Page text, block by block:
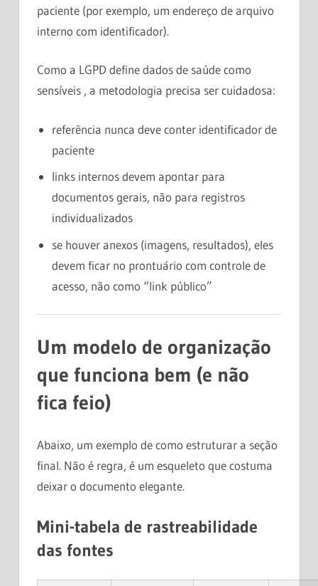
paciente (por exemplo, um endereço de arquivo
interno com identificador).
Como a LGPD define dados de saúde como
sensíveis , a metodologia precisa ser cuidadosa:
referência nunca deve conter identificador de
paciente
links internos devem apontar para
documentos gerais, não para registros
individualizados
se houver anexos (imagens, resultados), eles
devem ficar no prontuário com controle de
acesso, não como “link público”
Um modelo de organização
que funciona bem (e não
fica feio)
Abaixo, um exemplo de como estruturar a seção
final. Não é regra, é um esqueleto que costuma
deixar o documento elegante.
Mini-tabela de rastreabilidade
das fontes